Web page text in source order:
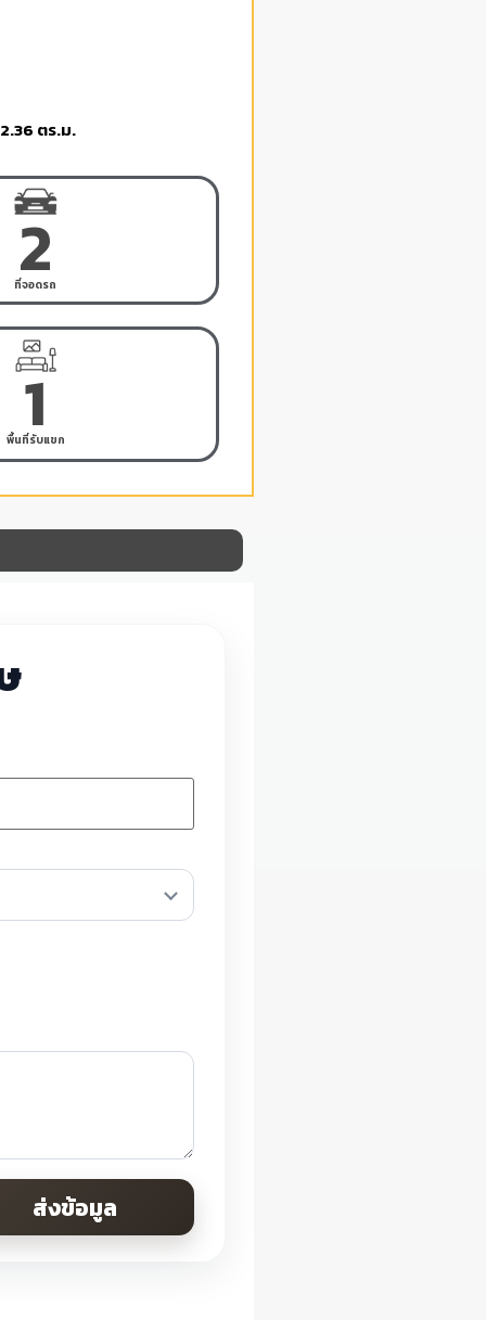
ตร.ม.
2
ที่จอดรถ
1
พื้นที่รับแขก
ส่งข้อมูล